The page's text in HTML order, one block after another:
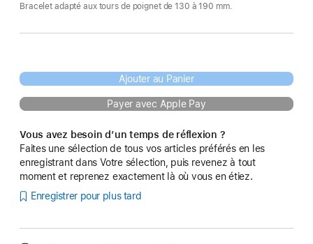
Bracelet adapté aux tours de poignet de 130 à 190 mm.
Ajouter au Panier
Payer avec Apple Pay
Vous avez besoin d’un temps de réflexion ?
Faites une sélection de tous vos articles préférés en les
enregistrant dans Votre sélection, puis revenez à tout
moment et reprenez exactement là où vous en étiez.
Enregistrer pour plus tard